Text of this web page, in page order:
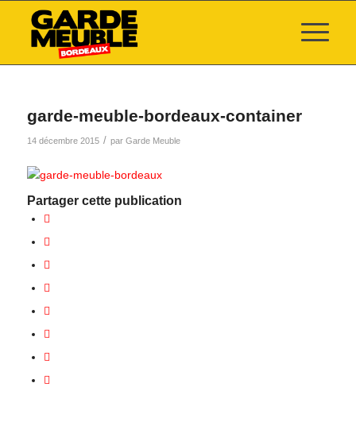
garde-meuble-bordeaux-container
14 décembre 2015 / par Garde Meuble
Partager cette publication